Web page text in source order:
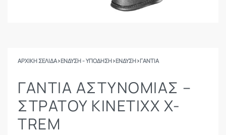
ΑΡΧΙΚΉ ΣΕΛΊΔΑ›ΕΝΔΥΣΗ - ΥΠΟΔΗΣΗ›ΕΝΔΥΣΗ›ΓΆΝΤΙΑ
ΓΆΝΤΙΑ ΑΣΤΥΝΟΜΊΑΣ –
ΣΤΡΑΤΟΎ KINETIXX X-
TREM